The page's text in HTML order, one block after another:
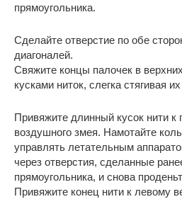
прямоугольника.
Сделайте отверстие по обе
диагоналей.
Свяжите концы палочек в
кусками ниток, слегка стягивая
Привяжите длинный кусок нити к
воздушного змея. Намотайте
управлять летательным
через отверстия, сделанные
прямоугольника, и снова
Привяжите конец нити к левому